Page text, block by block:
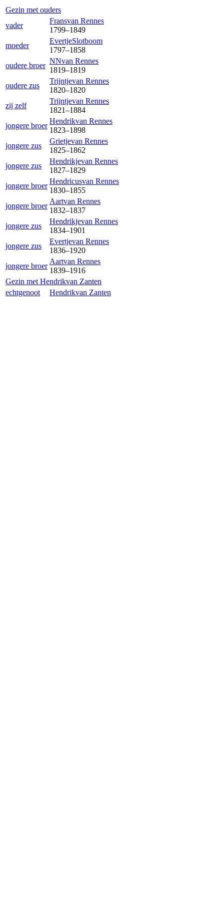
Gezin met ouders
vader
Fransvan Rennes
1799–1849
moeder
EvertjeSlotboom
1797–1858
oudere broer
NNvan Rennes
1819–1819
oudere zus
Trijntjevan Rennes
1820–1820
zij zelf
Trijntjevan Rennes
1821–1884
jongere broer
Hendrikvan Rennes
1823–1898
jongere zus
Grietjevan Rennes
1825–1862
jongere zus
Hendrikjevan Rennes
1827–1829
jongere broer
Hendricusvan Rennes
1830–1855
jongere broer
Aartvan Rennes
1832–1837
jongere zus
Hendrikjevan Rennes
1834–1901
jongere zus
Evertjevan Rennes
1836–1920
jongere broer
Aartvan Rennes
1839–1916
Gezin met Hendrikvan Zanten
echtgenoot
Hendrikvan Zanten